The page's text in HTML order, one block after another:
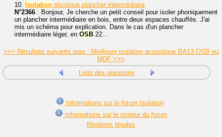
10. Isolation phonique plancher intermédiaire
N°2366 : Bonjour, Je cherche un petit conseil pour isoler phoniquement
un plancher intermédiaire en bois, entre deux espaces chauffés. J'ai
mis un schéma pour explication. Dans le cas d'un plancher
intermédiaire léger, en OSB 22...
>>> Résultats suivants pour : Meilleure isolation acoustique BA13 OSB ou
MDF >>>
Liste des questions
Informations sur le forum Isolation
Informations sur le moteur du forum
Mentions légales